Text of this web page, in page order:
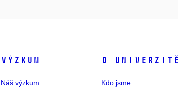
Výzkum
Náš výzkum
O univerzitě
Kdo jsme